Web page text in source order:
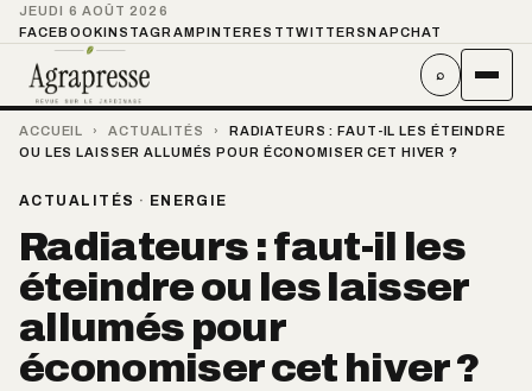
JEUDI 6 AOÛT 2026
FACEBOOKINSTAGRAMPINTEREST TWITTER SNAPCHAT
⌕
ACCUEIL › ACTUALITÉS ›
RADIATEURS : FAUT-IL LES ÉTEINDRE
OU LES LAISSER ALLUMÉS POUR ÉCONOMISER CET HIVER ?
ACTUALITÉS · ENERGIE
Radiateurs : faut-il les
éteindre ou les laisser
allumés pour
économiser cet hiver ?